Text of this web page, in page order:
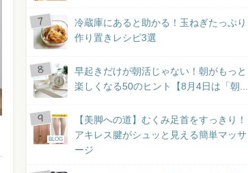
冷蔵庫にあると助かる！玉ねぎたっぷり
作り置きレシピ3選
早起きだけが朝活じゃない！朝がもっと
楽しくなる50のヒント【8月4日は「朝...
BLOG
【美脚への道】むくみ足首をすっきり！
アキレス腱がシュッと見える簡単マッサ
ージ